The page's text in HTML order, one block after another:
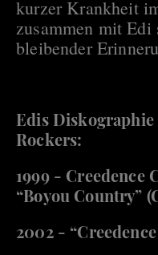
kurzer Krankheit
zusammen mit
bleibender
Edis
Rockers:
1999 - Creedence
“Boyou Country”
2002 -